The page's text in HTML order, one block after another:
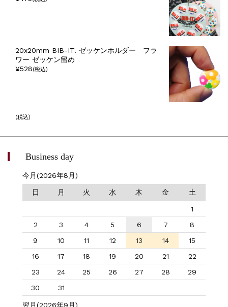
20x20mm BIB-IT. ゼッケンホルダー フラ
ワー ゼッケン留め
¥528(税込)
(税込)
Business day
今月(2026年8月)
日 月 火 水 木 金 土
1
2
3 4 5 6 7
8
9
10 11 12 13 14
15
16
17 18 19 20 21
22
23
24 25 26 27 28
29
30
31
翌月(2026年9月)